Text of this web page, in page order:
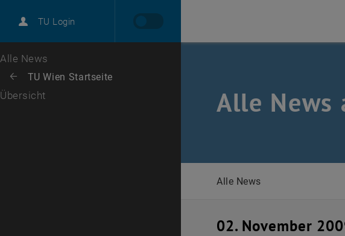
TU Login
Karriere
Zur 1. Menü Ebene
Alle News
Zurück: Subseiten von TU Wien Startseite auflisten
Zurück zur letzten Ebene:
TU Wien Startseite
Übersicht Alle News
Alle News
02. November